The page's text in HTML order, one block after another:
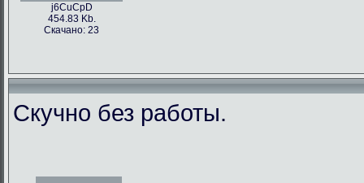
j6CuCpD
454.83 Kb.
Скачано: 23
Скучно без работы.